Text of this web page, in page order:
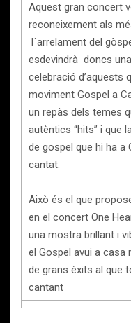
Aquest gran concert
reconeixement als
l´arrelament del
esdevindrà doncs
celebració d’aquests
moviment Gospel a
un repàs dels temes
autèntics “hits” i que
de gospel que hi ha a
cantat.
Això és el que
en el concert One
una mostra brillant i
el Gospel avui a
de grans èxits al que
cantant